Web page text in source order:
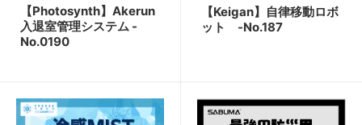
【Photosynth】Akerun
入退室管理システム -
No.0190
【Keigan】自律移動ロボ
ット -No.187